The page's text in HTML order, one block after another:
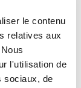
le contenu
relatives aux
l'utilisation de
sociaux, de